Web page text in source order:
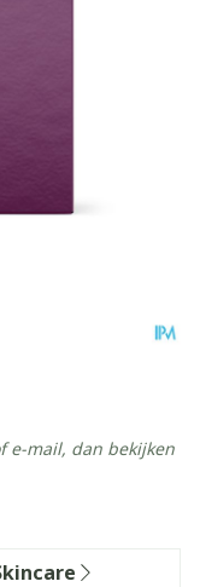
e-mail, dan bekijken